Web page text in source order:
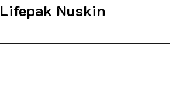
Lifepak Nuskin